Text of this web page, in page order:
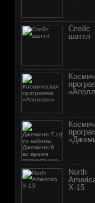
Спейс
шаттл
North
X-15